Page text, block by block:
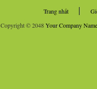
Trang nhất
Copyright © 2048Your Company Name